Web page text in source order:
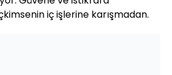
iç işlerine karışmadan.